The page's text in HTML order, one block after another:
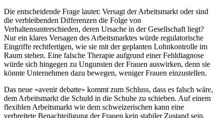
Die entscheidende Frage lautet: Versagt der Arbeitsmarkt oder sind
die verbleibenden Differenzen die Folge von
Verhaltensunterschieden, deren Ursache in der Gesellschaft liegt?
Nur ein klares Versagen des Arbeitsmarktes würde regulatorische
Eingriffe rechtfertigen, wie sie mit der geplanten Lohnkontrolle im
Raum stehen. Eine falsche Therapie aufgrund einer Fehldiagnose
würde sich hingegen zu Ungunsten der Frauen auswirken, denn sie
könnte Unternehmen dazu bewegen, weniger Frauen einzustellen.
Das neue «avenir debatte» kommt zum Schluss, dass es falsch wäre,
dem Arbeitsmarkt die Schuld in die Schuhe zu schieben. Auf einem
flexiblen Arbeitsmarkt wie dem schweizerischen kann eine
verbreitete Benachteiligung der Frauen kein stabiler Zustand sein,